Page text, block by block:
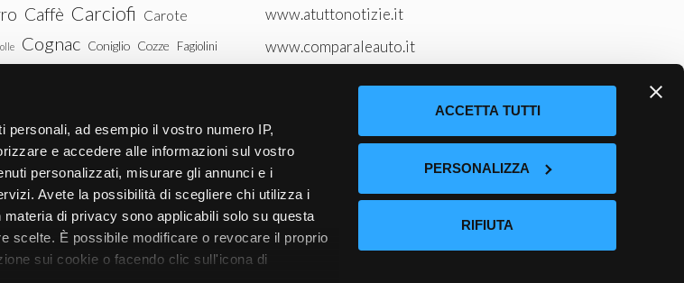
personali, ad esempio il vostro numero IP,
e accedere alle informazioni sul vostro
personalizzati, misurare gli annunci e i
Avete la possibilità di scegliere chi utilizza i
di privacy sono applicabili solo su questa
scelte. È possibile modificare o revocare il proprio
sui cookie o facendo clic sull'icona di
ACCETTA TUTTI
PERSONALIZZA
RIFIUTA
Caffè Carciofi Carote
Cognac Coniglio Cozze Fagiolini
Piselli Pollo
Ricotta Rum
Tonno Uova Vitello
Zucca Zucchine
www.atuttonotizie.it
www.comparaleauto.it